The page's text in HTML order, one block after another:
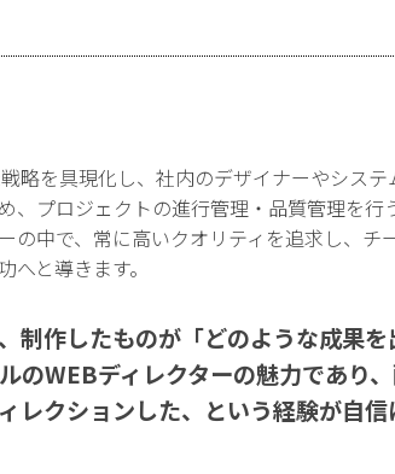
略を具現化し、社内のデザイナーやシス
、プロジェクトの進行管理・品質管理を行
の中で、常に高いクオリティを追求し、
と導きます。
制作したものが「どのような成果
のWEBディレクターの魅力であり、
レクションした、という経験が自信